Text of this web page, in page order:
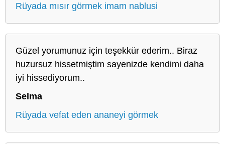
Rüyada mısır görmek imam nablusi
Güzel yorumunuz için teşekkür ederim.. Biraz
huzursuz hissetmiştim sayenizde kendimi daha
iyi hissediyorum..
Selma
Rüyada vefat eden ananeyi görmek